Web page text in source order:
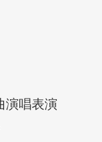
唱表演